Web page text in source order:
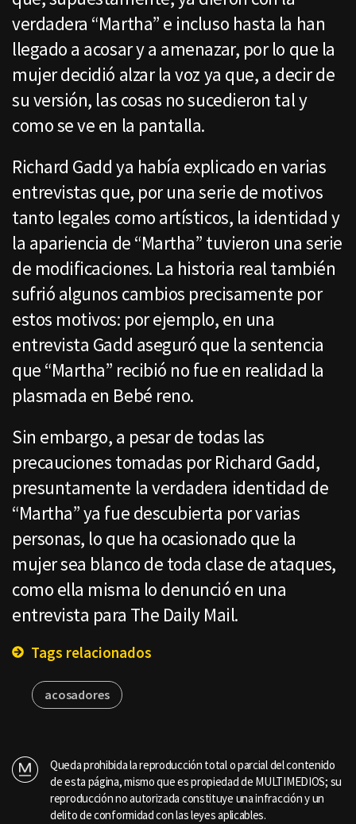
verdadera “Martha” e incluso hasta la han
llegado a acosar y a amenazar, por lo que la
mujer decidió alzar la voz ya que, a decir de
su versión, las cosas no sucedieron tal y
como se ve en la pantalla.
Richard Gadd ya había explicado en varias
entrevistas que, por una serie de motivos
tanto legales como artísticos, la identidad y
la apariencia de “Martha” tuvieron una serie
de modificaciones. La historia real también
sufrió algunos cambios precisamente por
estos motivos: por ejemplo, en una
entrevista Gadd aseguró que la sentencia
que “Martha” recibió no fue en realidad la
plasmada en Bebé reno.
Sin embargo, a pesar de todas las
precauciones tomadas por Richard Gadd,
presuntamente la verdadera identidad de
“Martha” ya fue descubierta por varias
personas, lo que ha ocasionado que la
mujer sea blanco de toda clase de ataques,
como ella misma lo denunció en una
entrevista para The Daily Mail.
Tags relacionados
acosadores
Queda prohibida la reproducción total o parcial del contenido
de esta página, mismo que es propiedad de MULTIMEDIOS; su
reproducción no autorizada constituye una infracción y un
delito de conformidad con las leyes aplicables.